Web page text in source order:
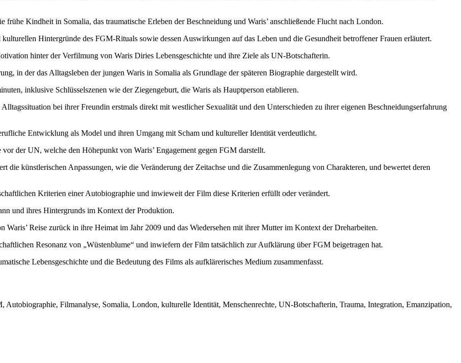
frühe Kindheit in Somalia, das traumatische Erleben der Beschneidung und Waris’ anschließende Flucht nach London.
Hintergründe des FGM-Rituals sowie dessen Auswirkungen auf das Leben und die Gesundheit betroffener Frauen erläutert.
hinter der Verfilmung von Waris Diries Lebensgeschichte und ihre Ziele als UN-Botschafterin.
in der das Alltagsleben der jungen Waris in Somalia als Grundlage der späteren Biographie dargestellt wird.
inklusive Schlüsselszenen wie der Ziegengeburt, die Waris als Hauptperson etablieren.
bei ihrer Freundin erstmals direkt mit westlicher Sexualität und den Unterschieden zu ihrer eigenen Beschneidungserfahrung
Entwicklung als Model und ihren Umgang mit Scham und kultureller Identität verdeutlicht.
der UN, welche den Höhepunkt von Waris’ Engagement gegen FGM darstellt.
die künstlerischen Anpassungen, wie die Veränderung der Zeitachse und die Zusammenlegung von Charakteren, und bewertet deren
Kriterien einer Autobiographie und inwieweit der Film diese Kriterien erfüllt oder verändert.
und ihres Hintergrunds im Kontext der Produktion.
Waris’ Reise zurück in ihre Heimat im Jahr 2009 und das Wiedersehen mit ihrer Mutter im Kontext der Dreharbeiten.
Resonanz von „Wüstenblume“ und inwiefern der Film tatsächlich zur Aufklärung über FGM beigetragen hat.
Lebensgeschichte und die Bedeutung des Films als aufklärerisches Medium zusammenfasst.
Filmanalyse, Somalia, London, kulturelle Identität, Menschenrechte, UN-Botschafterin, Trauma, Integration, Emanzipation,